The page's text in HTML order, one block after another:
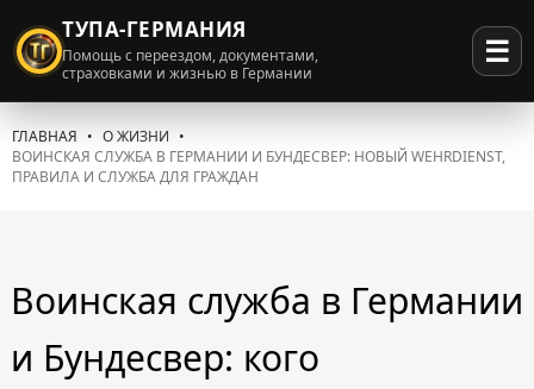
ТУПА-ГЕРМАНИЯ
Помощь с переездом, документами,
страховками и жизнью в Германии
☰
ГЛАВНАЯ
О ЖИЗНИ
ВОИНСКАЯ СЛУЖБА В ГЕРМАНИИ И БУНДЕСВЕР: НОВЫЙ WEHRDIENST,
ПРАВИЛА И СЛУЖБА ДЛЯ ГРАЖДАН
Воинская служба в Германии
и Бундесвер: кого